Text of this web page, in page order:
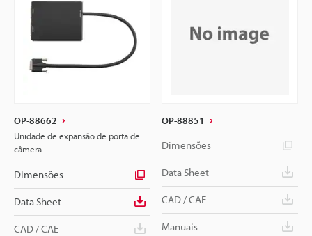
OP-88662
Unidade de expansão de porta de
câmera
Dimensões
Data Sheet
CAD / CAE
OP-88851
Dimensões
Data Sheet
CAD / CAE
Manuais